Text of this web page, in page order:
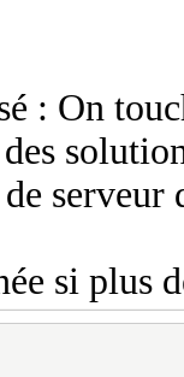
: On
si